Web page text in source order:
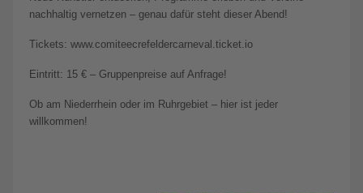
nachhaltig vernetzen – genau dafür steht dieser Abend!
Tickets: www.comiteecrefeldercarneval.ticket.io
Eintritt: 15 € – Gruppenpreise auf Anfrage!
Ob am Niederrhein oder im Ruhrgebiet – hier ist jeder
willkommen!